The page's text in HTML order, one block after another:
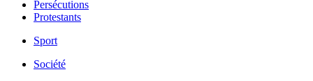
Persécutions
Protestants
Sport
Société